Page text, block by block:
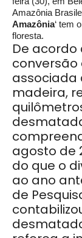
Amazônia
Amazônia‘ tem
floresta.
De
conversão
associada
madeira,
agosto de
do que o
ao ano
de